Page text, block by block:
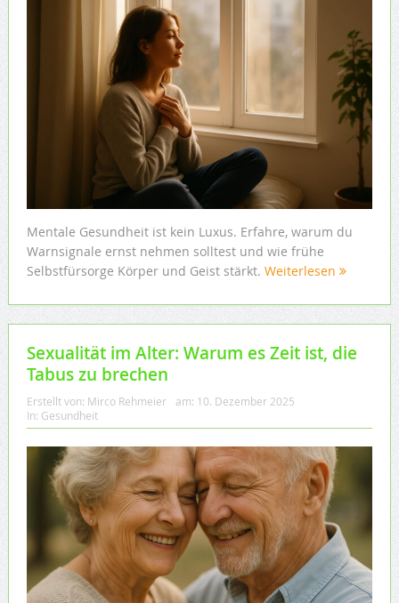
Mentale Gesundheit ist kein Luxus. Erfahre, warum du
Warnsignale ernst nehmen solltest und wie frühe
Selbstfürsorge Körper und Geist stärkt. Weiterlesen
Sexualität im Alter: Warum es Zeit ist, die
Tabus zu brechen
Erstellt von: Mirco Rehmeier am: 10. Dezember 2025
In: Gesundheit